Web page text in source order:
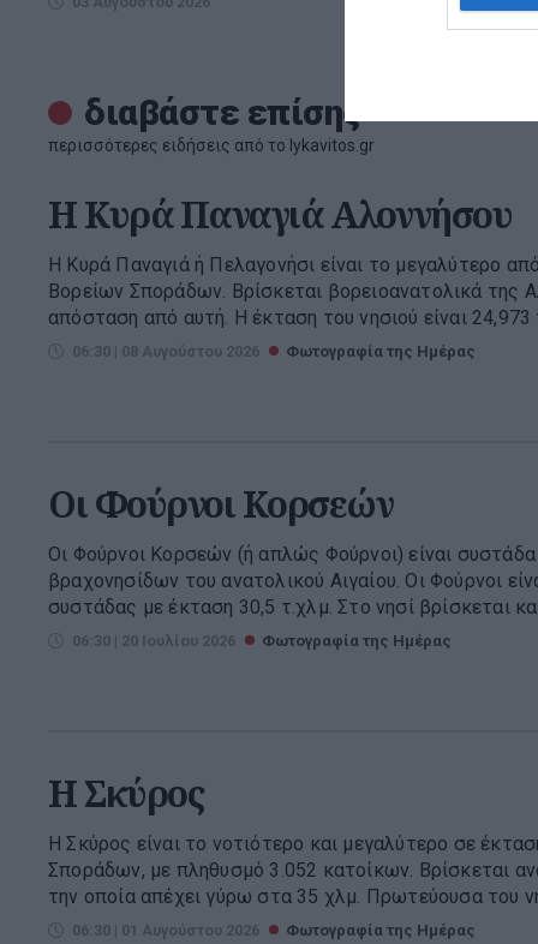
διαβάστε επίσης
περισσότερες ειδήσεις από το lykavitos.gr
H Κυρά Παναγιά Αλοννήσου
Η Κυρά Παναγιά ή Πελαγονήσι είναι το μεγαλύτερο
Βορείων Σποράδων. Βρίσκεται βορειοανατολικά της
απόσταση από αυτή. Η έκταση του νησιού είναι 24,973
06:30 | 08 Αυγούστου 2026 Φωτογραφία της Ημέρας
Οι Φούρνοι Κορσεών
Οι Φούρνοι Κορσεών (ή απλώς Φούρνοι) είναι
βραχονησίδων του ανατολικού Αιγαίου. Οι Φούρνοι
συστάδας με έκταση 30,5 τ.χλμ. Στο νησί βρίσκεται
06:30 | 20 Ιουλίου 2026 Φωτογραφία της Ημέρας
Η Σκύρος
Η Σκύρος είναι το νοτιότερο και μεγαλύτερο σε
Σποράδων, με πληθυσμό 3.052 κατοίκων. Βρίσκεται
την οποία απέχει γύρω στα 35 χλμ. Πρωτεύουσα του
06:30 | 01 Αυγούστου 2026 Φωτογραφία της Ημέρας